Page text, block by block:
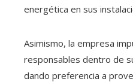
energética en sus
Asimismo, la empresa
responsables dentro de
dando preferencia a